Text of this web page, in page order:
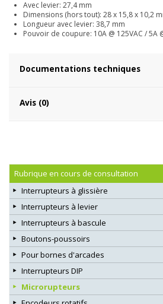
Avec levier: 27,4 mm
Dimensions (hors tout): 28 x 15,8 x 10,2
Longueur avec levier: 38,7 mm
Pouvoir de coupure: 10A @ 125VAC / 5A
Documentations techniques
Avis (0)
Rubrique en cours de consultation
Interrupteurs à glissière
Interrupteurs à levier
Interrupteurs à bascule
Boutons-poussoirs
Pour bornes d'arcades
Interrupteurs DIP
Microrupteurs